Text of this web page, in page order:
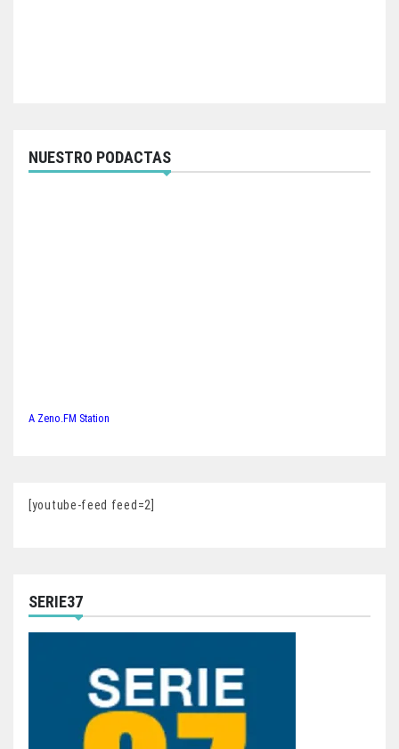
NUESTRO PODACTAS
A Zeno.FM Station
[youtube-feed feed=2]
SERIE37